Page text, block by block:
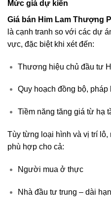
Mức giá dự kiến
Giá bán Him Lam Thượng
là cạnh tranh so với các dự
vực, đặc biệt khi xét đến:
Thương hiệu chủ đầu tư
Quy hoạch đồng bộ, pháp
Tiềm năng tăng giá từ hạ
Tùy từng loại hình và vị trí
phù hợp cho cả:
Người mua ở thực
Nhà đầu tư trung – dài hạn